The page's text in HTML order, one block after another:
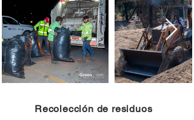
Recolección de residuos